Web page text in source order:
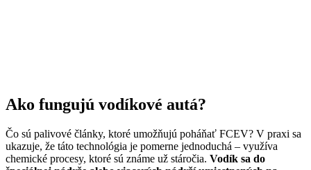
Ako fungujú vodíkové autá?
Čo sú palivové články, ktoré umožňujú poháňať FCEV? V praxi sa
ukazuje, že táto technológia je pomerne jednoduchá – využíva
chemické procesy, ktoré sú známe už stáročia. Vodík sa do